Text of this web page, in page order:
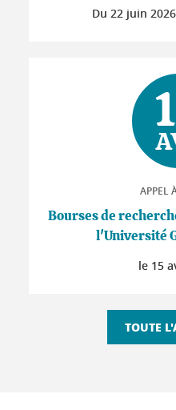
Du 22 juin 2026
APPEL
Bourses de
l'Université
le 15
TOUTE